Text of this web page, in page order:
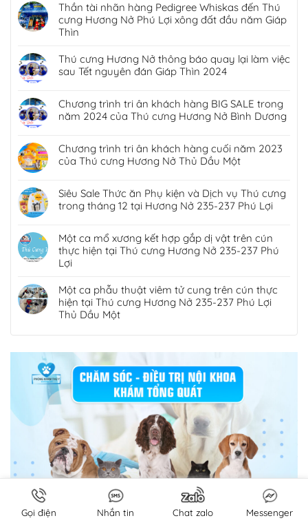
Thần tài nhãn hàng Pedigree Whiskas đến Thú
cưng Hương Nở Phú Lợi xông đất đầu năm Giáp
Thìn
Thú cưng Hương Nở thông báo quay lại làm việc
sau Tết nguyên đán Giáp Thìn 2024
Chương trình tri ân khách hàng BIG SALE trong
năm 2024 của Thú cưng Hương Nở Bình Dương
Chương trình tri ân khách hàng cuối năm 2023
của Thú cưng Hương Nở Thủ Dầu Một
Siêu Sale Thức ăn Phụ kiện và Dịch vụ Thú cưng
trong tháng 12 tại Hương Nở 235-237 Phú Lợi
Một ca mổ xương kết hợp gắp dị vật trên cún
thực hiện tại Thú cưng Hương Nở 235-237 Phú
Lợi
Một ca phẫu thuật viêm tử cung trên cún thực
hiện tại Thú cưng Hương Nở 235-237 Phú Lợi
Thủ Dầu Một
Gọi điện Nhắn tin Chat zalo Messenger